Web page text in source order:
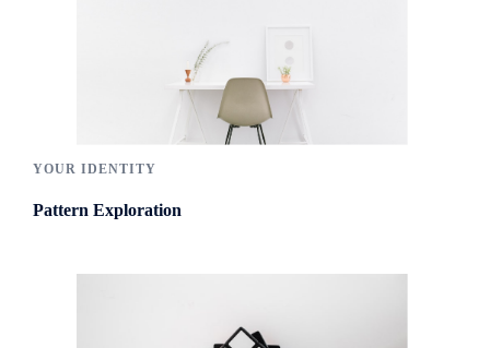
YOUR IDENTITY
Pattern Exploration